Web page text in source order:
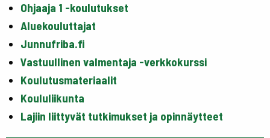
Ohjaaja 1 -koulutukset
Aluekouluttajat
Junnufriba.fi
Vastuullinen valmentaja -verkkokurssi
Koulutusmateriaalit
Koululiikunta
Lajiin liittyvät tutkimukset ja opinnäytteet